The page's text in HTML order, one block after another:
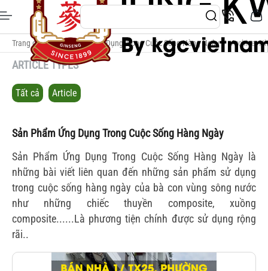
Trang chủ / Sản Phẩm Ứng Dụng Trong Cuộc Sống Hàng Ngày / Archive:
ARTICLE TYPES
Tất cả Article
Sản Phẩm Ứng Dụng Trong Cuộc Sống Hàng Ngày
Sản Phẩm Ứng Dụng Trong Cuộc Sống Hàng Ngày là
những bài viết liên quan đến những sản phẩm sử dụng
trong cuộc sống hàng ngày của bà con vùng sông nước
như những chiếc thuyền composite, xuồng
composite......Là phương tiện chính được sử dụng rộng
rãi..